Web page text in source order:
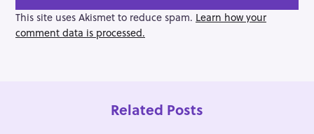
g
a
t
This site uses Akismet to reduce spam. Learn how your
comment data is processed.
Related Posts